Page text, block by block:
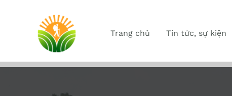
Trang chủ Tin tức, sự kiện